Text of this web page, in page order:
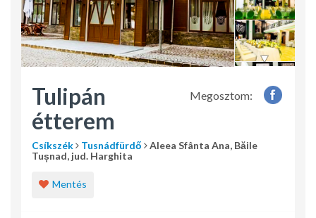
Megosztom:
Tulipán
étterem
Csíkszék Tusnádfürdő
Aleea Sfânta Ana, Băile
Tușnad, jud. Harghita
Mentés